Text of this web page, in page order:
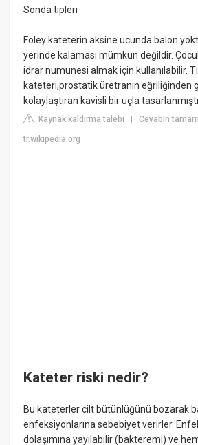
Sonda tipleri
Foley kateterin aksine ucunda balon
yerinde kalaması mümkün değildir.
idrar numunesi almak için kullanılabilir.
kateteri,prostatik üretranın eğriliğinden
kolaylaştıran kavisli bir uçla
Kaynak kaldırma talebi |Cevabın
tr.wikipedia.org
Kateter riski nedir?
Bu kateterler cilt bütünlüğünü bozarak
enfeksiyonlarına sebebiyet verirler.
dolaşımına yayılabilir (bakteremi) ve